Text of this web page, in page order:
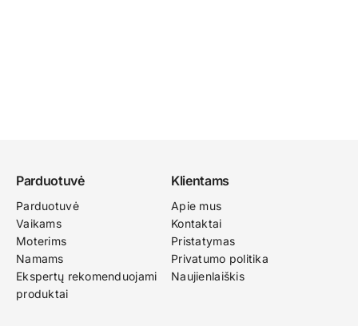
Parduotuvė
Parduotuvė
Vaikams
Moterims
Namams
Ekspertų rekomenduojami
produktai
Klientams
Apie mus
Kontaktai
Pristatymas
Privatumo politika
Naujienlaiškis